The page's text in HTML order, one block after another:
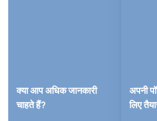
क्या आप अधिक जानकारी
चाहते हैं?
अपनी
लिए